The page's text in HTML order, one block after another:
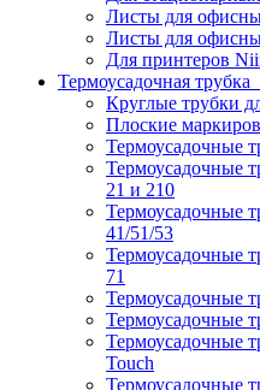
Листы для
Листы для
Для принтеров
Термоусадочная трубка
Круглые трубки
Плоские
Термоусадочные
Термоусадочные
21 и 210
Термоусадочные
41/51/53
Термоусадочные
71
Термоусадочные
Термоусадочные
Термоусадочные
Touch
Термоусадочные